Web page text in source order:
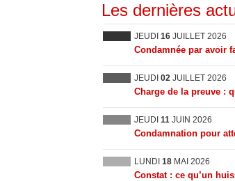
Les dernières
JEUDI 16 JUILLET 2026
Condamnée par avoir
JEUDI 02 JUILLET 2026
Charge de la preuve :
JEUDI 11 JUIN 2026
Condamnation pour
LUNDI 18 MAI 2026
Constat : ce qu’un